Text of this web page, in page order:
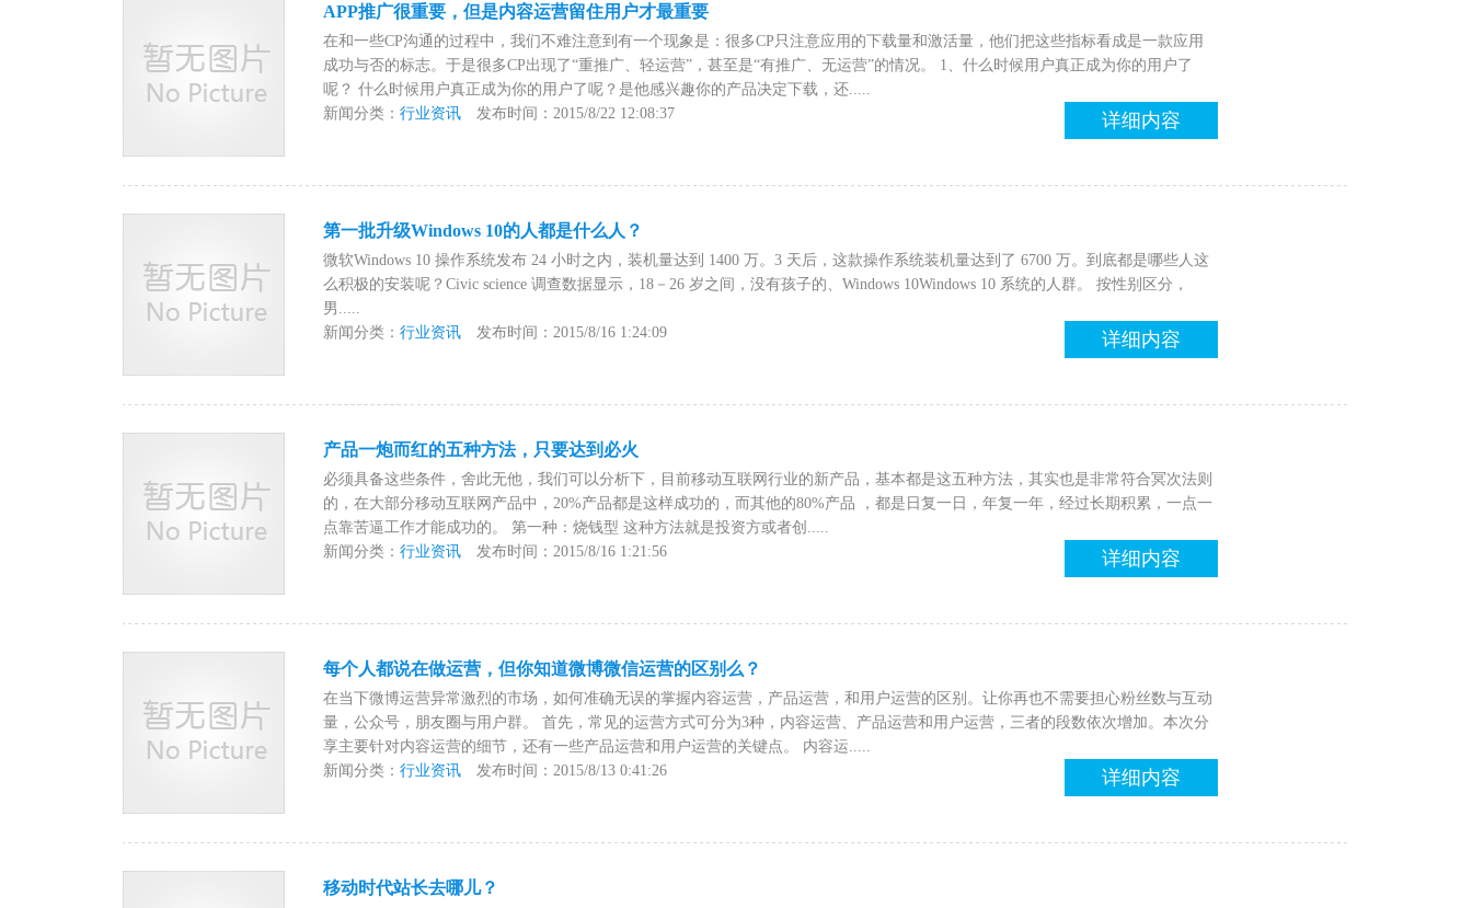
APP推广很重要，但是内容运营留住用户才最重要
在和一些CP沟通的过程中，我们不难注意到有一个现象是：很多CP只注意应用的下载量和激活量，他们把这些指标看成是一款应用
成功与否的标志。于是很多CP出现了“重推广、轻运营”，甚至是“有推广、无运营”的情况。 1、什么时候用户真正成为你的用户了
呢？ 什么时候用户真正成为你的用户了呢？是他感兴趣你的产品决定下载，还.....
新闻分类： 行业资讯 发布时间：2015/8/22 12:08:37 详细内容
第一批升级Windows 10的人都是什么人？
微软Windows 10 操作系统发布 24 小时之内，装机量达到 1400 万。3 天后，这款操作系统装机量达到了 6700 万。到底都是哪些人这
么积极的安装呢？Civic science 调查数据显示，18－26 岁之间，没有孩子的、Windows 10Windows 10 系统的人群。 按性别区分，
男.....
新闻分类： 行业资讯 发布时间：2015/8/16 1:24:09 详细内容
产品一炮而红的五种方法，只要达到必火
必须具备这些条件，舍此无他，我们可以分析下，目前移动互联网行业的新产品，基本都是这五种方法，其实也是非常符合冥次法则
的，在大部分移动互联网产品中，20%产品都是这样成功的，而其他的80%产品 ，都是日复一日，年复一年，经过长期积累，一点一
点靠苦逼工作才能成功的。 第一种：烧钱型 这种方法就是投资方或者创.....
新闻分类： 行业资讯 发布时间：2015/8/16 1:21:56 详细内容
每个人都说在做运营，但你知道微博微信运营的区别么？
在当下微博运营异常激烈的市场，如何准确无误的掌握内容运营，产品运营，和用户运营的区别。让你再也不需要担心粉丝数与互动
量，公众号，朋友圈与用户群。 首先，常见的运营方式可分为3种，内容运营、产品运营和用户运营，三者的段数依次增加。本次分
享主要针对内容运营的细节，还有一些产品运营和用户运营的关键点。 内容运.....
新闻分类： 行业资讯 发布时间：2015/8/13 0:41:26 详细内容
移动时代站长去哪儿？